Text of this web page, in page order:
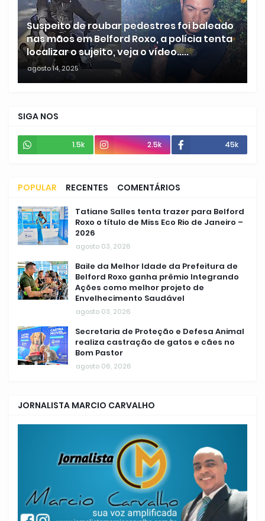
Suspeito de roubar pedestres foi baleado
nas mãos em Belford Roxo, a polícia tenta
localizar o sujeito, veja o vídeo.....
agosto 14, 2025
SIGA NOS
1.5k 2.5k 45k
POPULAR RECENTES COMENTÁRIOS
Tatiane Salles tenta trazer para Belford
Roxo o título de Miss Eco Rio de Janeiro –
2026
agosto 03, 2026
Baile da Melhor Idade da Prefeitura de
Belford Roxo ganha prêmio Integrando
Ações como melhor projeto de
Envelhecimento Saudável
agosto 03, 2026
Secretaria de Proteção e Defesa Animal
realiza castração de gatos e cães no
Bom Pastor
agosto 06, 2026
JORNALISTA MARCIO CARVALHO